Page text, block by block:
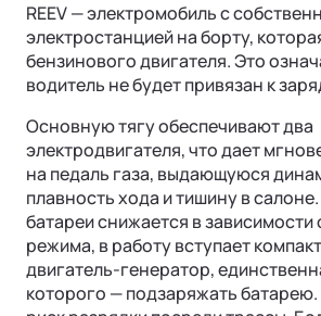
REEV — электромобиль с
электростанцией на борту,
бензинового двигателя. Это
водитель не будет привязан к
Основную тягу обеспечивают два
электродвигателя, что дает
на педаль газа, выдающуюся
плавность хода и тишину в
батареи снижается в
режима, в работу вступает
двигатель-генератор,
которого — подзаряжать